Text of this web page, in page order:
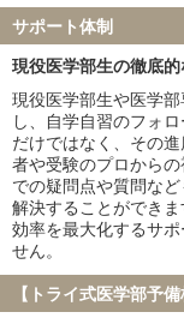
福岡大学
久留米大学
東京女子医科大学
※家庭教師のトライ・
グラの合格実績を含み
サポート体制
現役医学部生の徹底
現役医学部生や医学
し、自学自習のフォ
だけではなく、その
者や受験のプロから
での疑問点や質問な
解決することができ
効率を最大化するサ
せん。
【トライ式医学部予